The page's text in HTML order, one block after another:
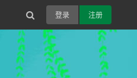
登录 注册